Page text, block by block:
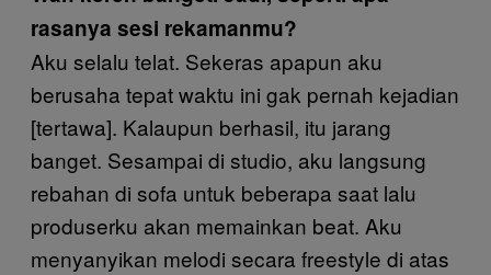
rasanya sesi rekamanmu?
Aku selalu telat. Sekeras apapun aku
berusaha tepat waktu ini gak pernah kejadian
[tertawa]. Kalaupun berhasil, itu jarang
banget. Sesampai di studio, aku langsung
rebahan di sofa untuk beberapa saat lalu
produserku akan memainkan beat. Aku
menyanyikan melodi secara freestyle di atas